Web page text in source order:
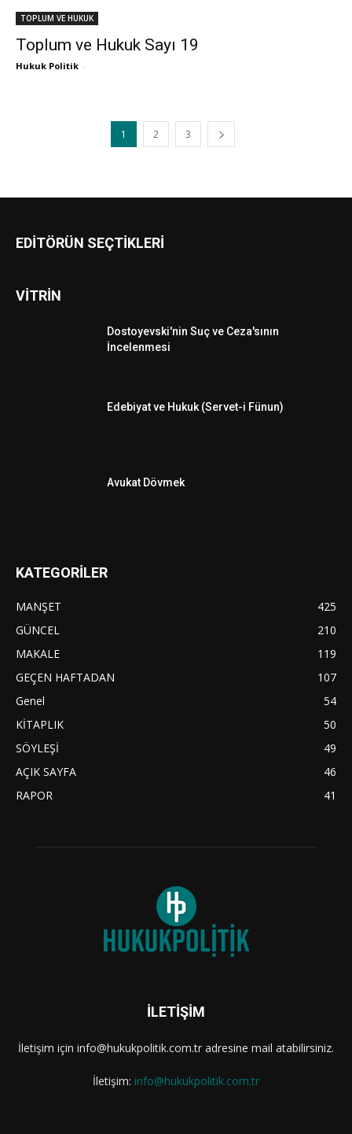
TOPLUM VE HUKUK
Toplum ve Hukuk Sayı 19
Hukuk Politik -
1 2 3
EDİTÖRÜN SEÇTİKLERİ
VİTRİN
Dostoyevski'nin Suç ve Ceza'sının
İncelenmesi
Edebiyat ve Hukuk (Servet-i Fünun)
Avukat Dövmek
KATEGORİLER
MANŞET
425
GÜNCEL
210
MAKALE
119
GEÇEN HAFTADAN
107
Genel
54
KİTAPLIK
50
SÖYLEŞİ
49
AÇIK SAYFA
46
RAPOR
41
İLETİŞİM
İletişim için info@hukukpolitik.com.tr adresine mail atabilirsiniz.
İletişim: info@hukukpolitik.com.tr